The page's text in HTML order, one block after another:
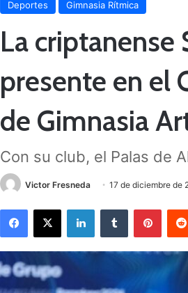
Deportes Gimnasia Rítmica
La criptanense
presente en el
de Gimnasia
Con su club, el Palas de
Victor Fresneda 17 de diciembre de